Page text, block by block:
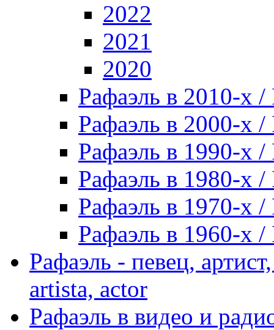
2022
2021
2020
Рафаэль в 2010-х /
Рафаэль в 2000-х /
Рафаэль в 1990-х /
Рафаэль в 1980-х /
Рафаэль в 1970-х /
Рафаэль в 1960-х /
Рафаэль - певец,
artista, actor
Рафаэль в видео и